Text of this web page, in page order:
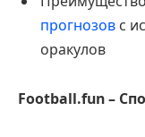
прогнозов с
оракулов
Football.fun –